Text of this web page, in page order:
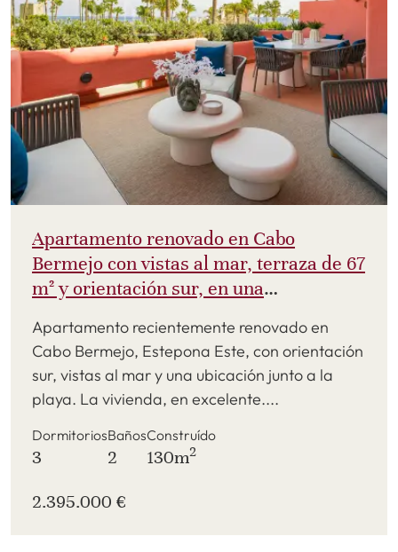
Apartamento renovado en Cabo
Bermejo con vistas al mar, terraza de 67
m² y orientación sur, en una
Apartamento recientemente renovado en
Cabo Bermejo, Estepona Este, con orientación
sur, vistas al mar y una ubicación junto a la
playa. La vivienda, en excelente....
Dormitorios
3
Baños
2
Construído
130m2
2.395.000 €